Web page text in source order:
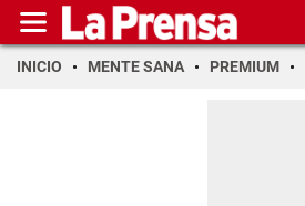
INICIO MENTE SANA PREMIUM